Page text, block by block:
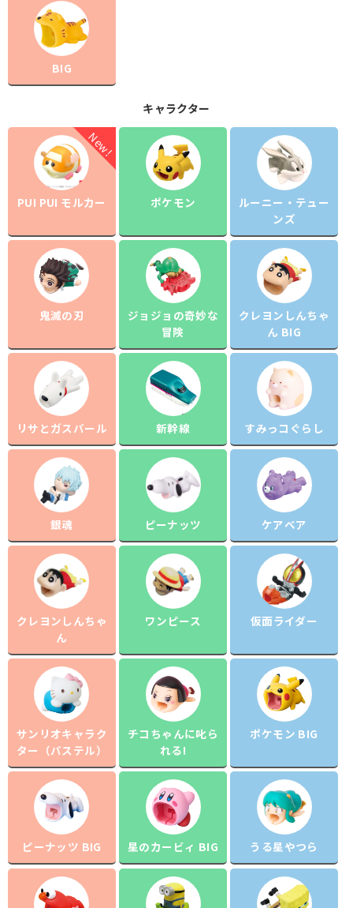
BIG
キャラクター
PUI PUI モルカー ポケモン
ルーニー・テュー
ンズ
鬼滅の刃
ジョジョの奇妙な
冒険
クレヨンしんちゃ
ん BIG
リサとガスパール 新幹線 すみっコぐらし
銀魂 ピーナッツ ケアベア
クレヨンしんちゃ
ん
ワンピース 仮面ライダー
サンリオキャラク
ター（パステル）
チコちゃんに叱ら
れる!
ポケモン BIG
ピーナッツ BIG 星のカービィ BIG うる星やつら